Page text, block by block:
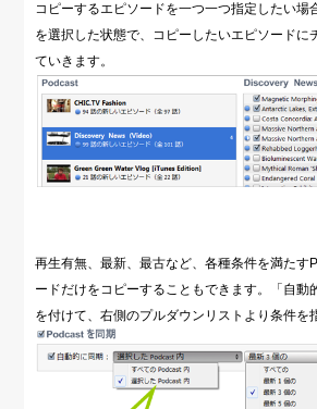
コピーするエピソードを一つ一つ指定したい場
を選択した状態で、コピーしたいエピソードに
ていきます。
再生有無、最新、最古など、各種条件を満たす
ードだけをコピーすることもできます。「自動
を付けて、右側のプルダウンリストより条件を